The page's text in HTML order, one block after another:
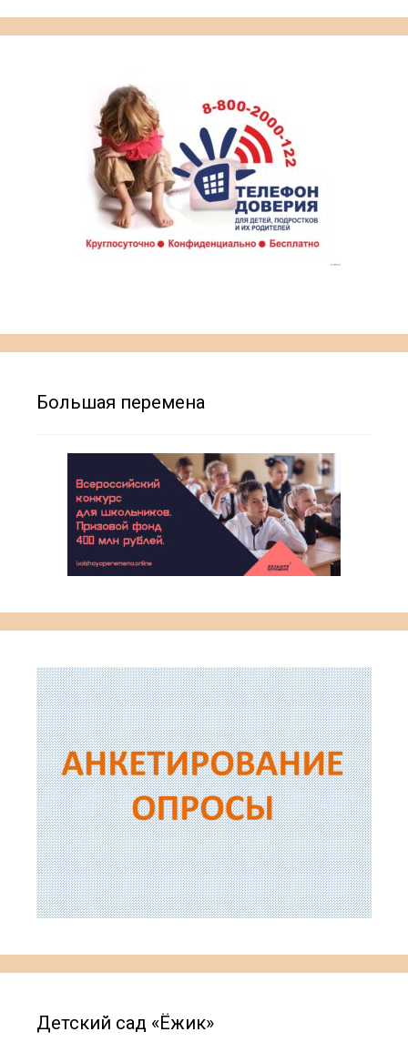
Большая перемена
Детский сад «Ёжик»